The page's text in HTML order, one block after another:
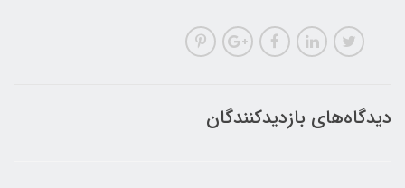
دیدگاه‌های بازدیدکنندگان